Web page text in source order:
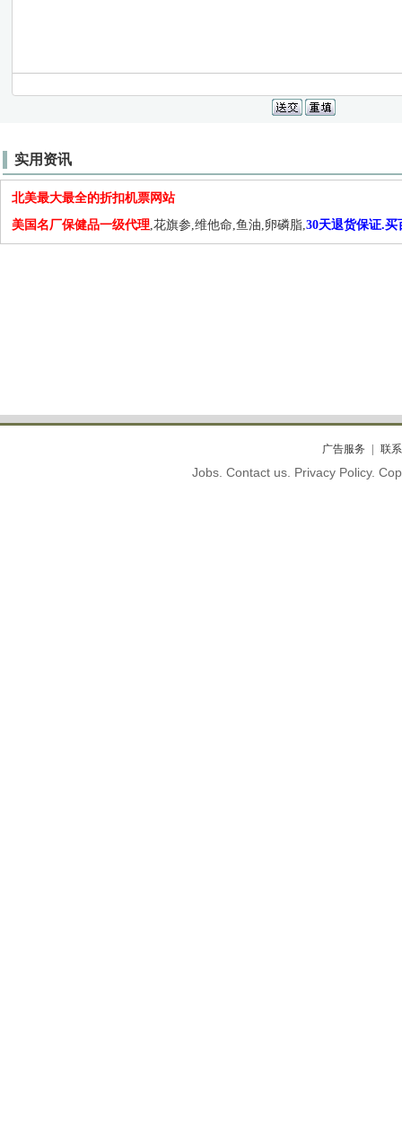
实用资讯
北美最大最全的折扣机票网站
美国名厂保健品一级代理,花旗参,维他命,鱼油,卵磷脂,30天退货保证.买
广告服务 联
Jobs. Contact us. Privacy Policy.